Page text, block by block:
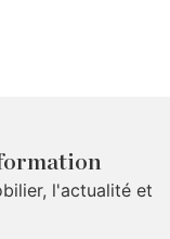
l'actualité et